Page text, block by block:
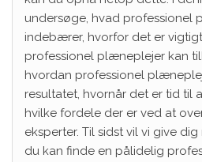
undersøge, hvad professionel
indebærer, hvorfor det er
professionel plæneplejer kan
hvordan professionel
resultatet, hvornår det er tid til
hvilke fordele der er ved at
eksperter. Til sidst vil vi give
du kan finde en pålidelig